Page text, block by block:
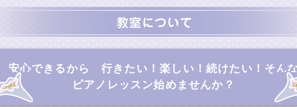
安心できるから 行きたい！楽しい！続けたい！そんな
ピアノレッスン始めませんか？